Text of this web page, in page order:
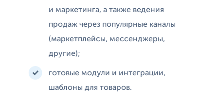
и маркетинга, а также ведения
продаж через популярные каналы
(маркетплейсы, мессенджеры,
другие);
готовые модули и интеграции,
шаблоны для товаров.